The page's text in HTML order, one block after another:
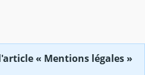
« Mentions légales »